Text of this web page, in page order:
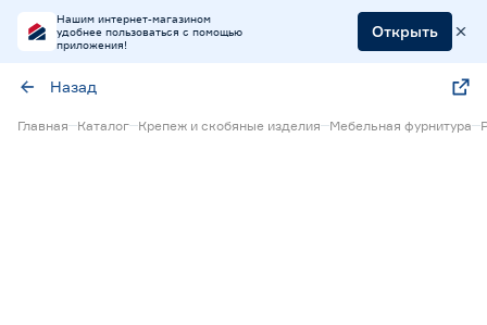
Нашим интернет-магазином
удобнее пользоваться с помощью
приложения!
Открыть
Назад
Главная Каталог Крепеж и скобяные изделия Мебельная фурнитура